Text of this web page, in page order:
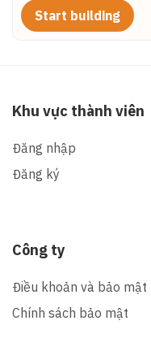
Start building
Khu vực thành viên
Đăng nhập
Đăng ký
Công ty
Điều khoản và bảo mật
Chính sách bảo mật